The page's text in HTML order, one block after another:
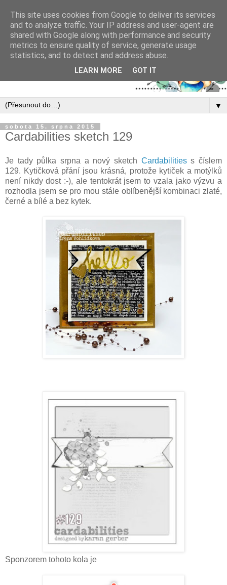
▼
sobota 15. srpna 2015
Cardabilities sketch 129
Je tady půlka srpna a nový sketch Cardabilitiess číslem
129. Kytičková přání jsou krásná, protože kytiček a motýlků
není nikdy dost :-), ale tentokrát jsem to vzala jako výzvu a
rozhodla jsem se pro mou stále oblíbenější kombinaci zlaté,
černé a bílé a bez kytek.
Sponzorem tohoto kola je
This site uses cookies from Google to deliver its services
and to analyze traffic. Your IP address and user-agent are
shared with Google along with performance and security
metrics to ensure quality of service, generate usage
statistics, and to detect and address abuse.
LEARN MORE GOT IT